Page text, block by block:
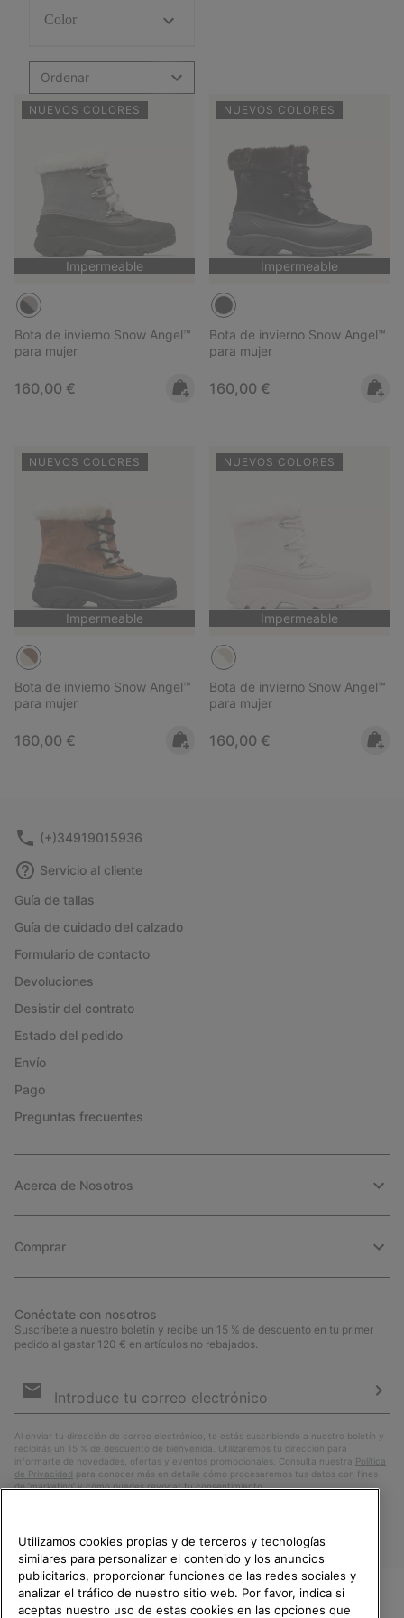
Color
Ordenar
NUEVOS COLORES
Impermeable
Bota de invierno Snow Angel™
para mujer
Regular price:
160,00 €
NUEVOS COLORES
Impermeable
Bota de invierno Snow Angel™
para mujer
Regular price:
160,00 €
NUEVOS COLORES
Impermeable
Bota de invierno Snow Angel™
para mujer
Regular price:
160,00 €
NUEVOS COLORES
Impermeable
Bota de invierno Snow Angel™
para mujer
Regular price:
160,00 €
(+)34919015936
Servicio al cliente
Guía de tallas
Guía de cuidado del calzado
Formulario de contacto
Devoluciones
Desistir del contrato
Estado del pedido
Envío
Pago
Preguntas frecuentes
Acerca de Nosotros
Comprar
Conéctate con nosotros
Suscríbete a nuestro boletín y recibe un 15 % de descuento en tu primer
pedido al gastar 120 € en artículos no rebajados.
de
Al enviar tu dirección de correo electrónico, te estás suscribiendo a nuestro boletín y
recibirás un 15 % de descuento de bienvenida. Utilizaremos tu dirección para
informarte de novedades, ofertas y eventos promocionales. Consulta nuestra
Política
de Privacidad para conocer más en detalle cómo procesaremos tus datos con fines
de ’marketing’ y cómo puedes revocar tu consentimiento.
Utilizamos cookies propias y de terceros y tecnologías
similares para personalizar el contenido y los anuncios
publicitarios, proporcionar funciones de las redes sociales y
analizar el tráfico de nuestro sitio web. Por favor, indica si
aceptas nuestro uso de estas cookies en las opciones que